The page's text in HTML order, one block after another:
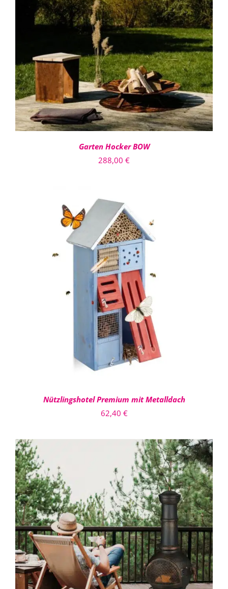
IN DEN WARENKORB
/
Garten Hocker BOW
288,00 €
IN DEN WARENKORB
Nützlingshotel Premium mit Metalldach
62,40 €
IN DEN WARENKORB
DETAILS